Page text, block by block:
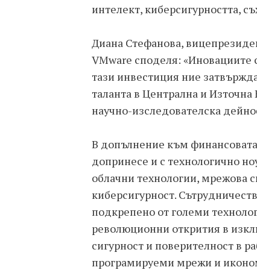
интелект, киберсигурността,
Диана Стефанова,
VMware споделя: «Иновациите
тази инвестиция ние
таланта в Централна и
научно-изследователска
В допълнение към
допринесе и с технологично
облачни технологии, мрежова
киберсигурност.
подкрепено от големи
революционни открития в
сигурност и поверителност в
програмируеми мрежи и